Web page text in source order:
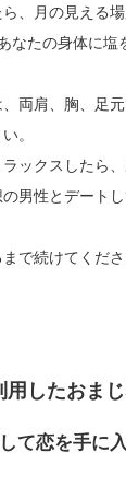
、月の見える
なたの身体に塩
両肩、胸、足
。
ックスしたら
男性とデート
で続けてくださ
したおま
て恋を手に